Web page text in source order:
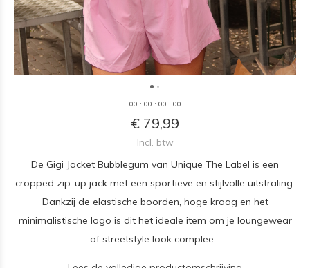
00 : 00 : 00 : 00
€ 79,99
Incl. btw
De Gigi Jacket Bubblegum van Unique The Label is een
cropped zip-up jack met een sportieve en stijlvolle uitstraling.
Dankzij de elastische boorden, hoge kraag en het
minimalistische logo is dit het ideale item om je loungewear
of streetstyle look complee...